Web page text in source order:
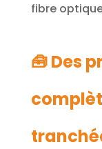
fibre
🧰 Des